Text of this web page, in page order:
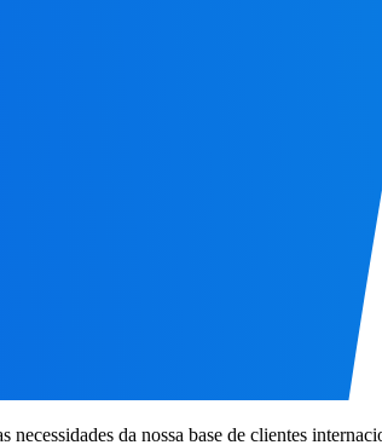
necessidades da nossa base de clientes